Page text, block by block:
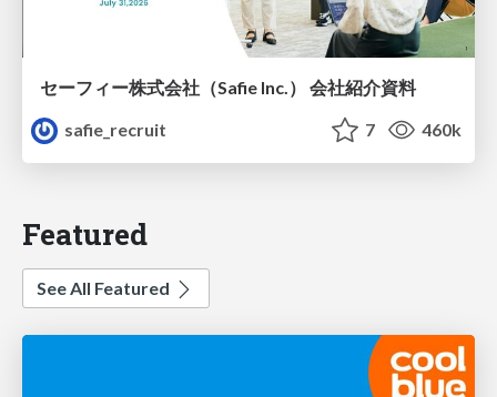
セーフィー株式会社（Safie Inc.） 会社紹介資料
safie_recruit
7 460k
Featured
See All Featured